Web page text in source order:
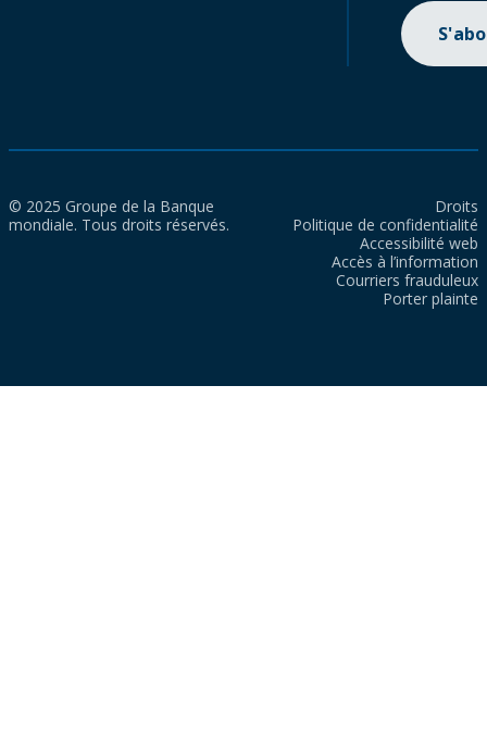
© 2025 Groupe de la Banque
mondiale. Tous droits réservés.
Droits
Politique de confidentialité
Accessibilité web
Accès à l’information
Courriers frauduleux
Porter plainte